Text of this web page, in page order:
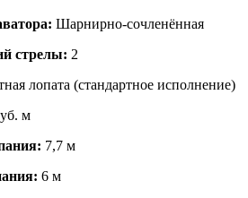
Шарнирно-сочленённая
стрелы: 2
лопата (стандартное исполнение)
м
7,7 м
6 м